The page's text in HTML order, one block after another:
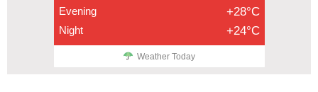
Evening +28°C
Night +24°C
Weather Today